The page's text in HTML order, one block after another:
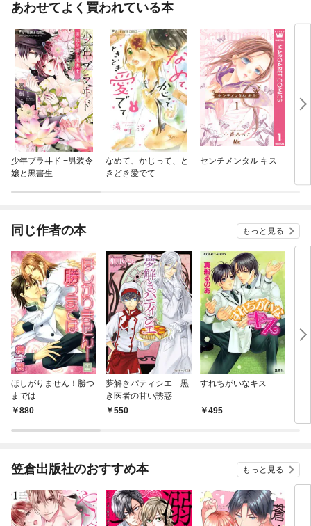
あわせてよく買われている本
少年ブラヰド −男装令
嬢と黒書生−
なめて、かじって、と
きどき愛でて
センチメンタル キス
同じ作者の本 もっと見る
ほしがりません！勝つ
までは
880
夢解きパティシエ 黒
き医者の甘い誘惑
550
すれちがいなキス
495
あ
笠倉出版社のおすすめ本 もっと見る